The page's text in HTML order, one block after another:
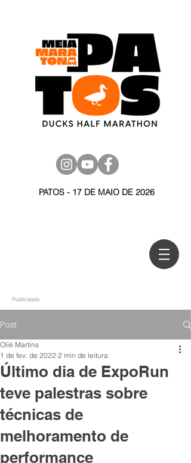
PATOS - 17 DE MAIO DE 2026
Publicidade
Post
Último dia de ExpoRun
teve palestras sobre
técnicas de
melhoramento de
performance
Olié Martins
1 de fev. de 2022 2 min de leitura